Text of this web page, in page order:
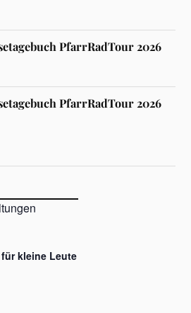
PfarrRadTour 2026
PfarrRadTour 2026
kleine Leute